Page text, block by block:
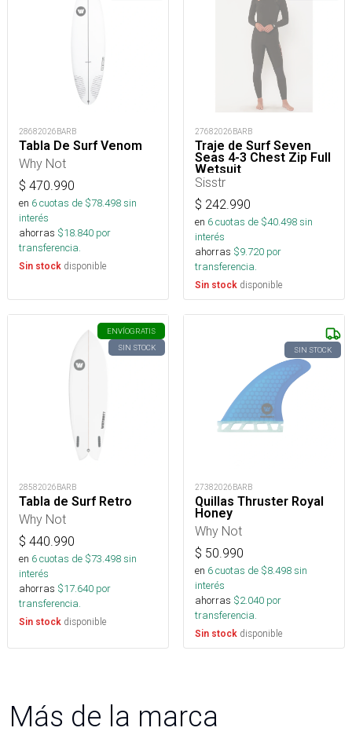
28682026BARB
Tabla De Surf Venom
Why Not
$ 470.990
en 6cuotas de $78.498sin
interés
ahorras $18.840 por
transferencia.
Sin stock disponible
27682026BARB
Traje de Surf Seven
Seas 4-3 Chest Zip Full
Wetsuit
Sisstr
$ 242.990
en 6cuotas de $40.498sin
interés
ahorras $9.720 por
transferencia.
Sin stock disponible
ENVÍOGRATIS
SIN STOCK
28582026BARB
Tabla de Surf Retro
Why Not
$ 440.990
en 6cuotas de $73.498sin
interés
ahorras $17.640 por
transferencia.
Sin stock disponible
SIN STOCK
27382026BARB
Quillas Thruster Royal
Honey
Why Not
$ 50.990
en 6cuotas de $8.498sin
interés
ahorras $2.040 por
transferencia.
Sin stock disponible
Más de la marca